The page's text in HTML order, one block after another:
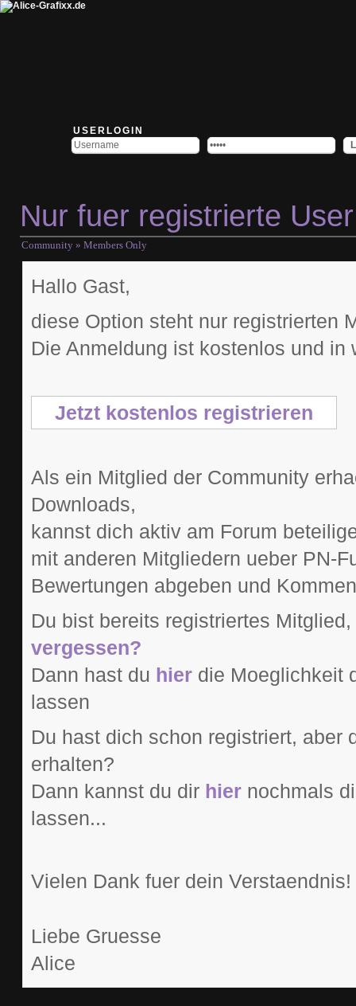
USERLOGIN
Nur fuer registrierte User
Community » Members Only
Hallo Gast,
diese Option steht nur registrierten
Die Anmeldung ist kostenlos und
Jetzt kostenlos registrieren
Als ein Mitglied der Community
Downloads,
kannst dich aktiv am Forum
mit anderen Mitgliedern ueber PN-
Bewertungen abgeben und
Du bist bereits registriertes
vergessen?
Dann hast du hier die Moeglichkeit
lassen
Du hast dich schon registriert, aber
erhalten?
Dann kannst du dir hier nochmals
lassen...
Vielen Dank fuer dein Verstaendnis!
Liebe Gruesse
Alice